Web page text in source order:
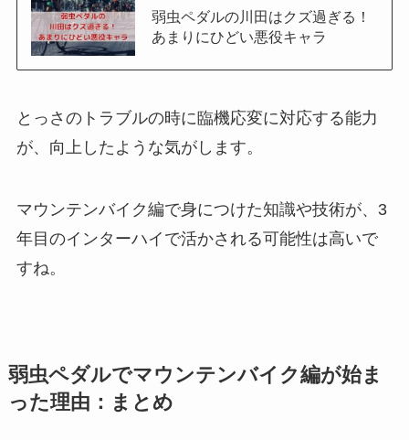
弱虫ペダルの川田はクズ過ぎる！
あまりにひどい悪役キャラ
とっさのトラブルの時に臨機応変に対応する能力
が、向上したような気がします。
マウンテンバイク編で身につけた知識や技術が、3
年目のインターハイで活かされる可能性は高いで
すね。
弱虫ペダルでマウンテンバイク編が始ま
った理由：まとめ